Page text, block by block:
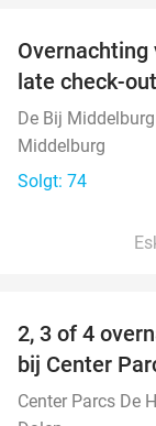
late check-
De Bij Middelburg
Middelburg
Solgt: 74
2, 3 of 4
bij Center
Center Parcs De